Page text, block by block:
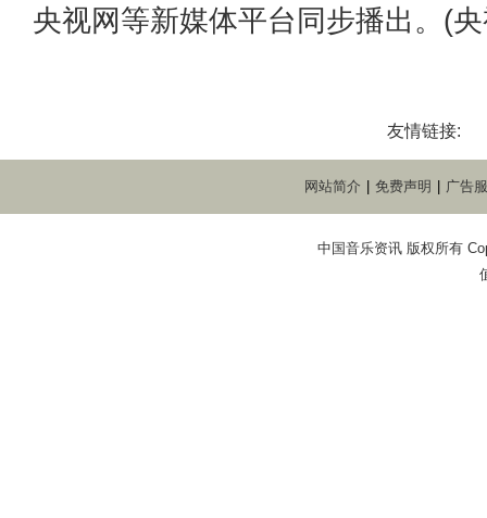
央视网等新媒体平台同步播出。(
友情链接:
网站简介 免费声明 广告
中国音乐资讯 版权所有